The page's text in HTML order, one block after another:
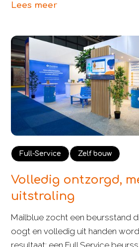
Lees meer
Full-Service Zelf bouw
Volledig ontzorgd,
uitstraling
Mailblue zocht een beursstand
oogt en volledig uit handen